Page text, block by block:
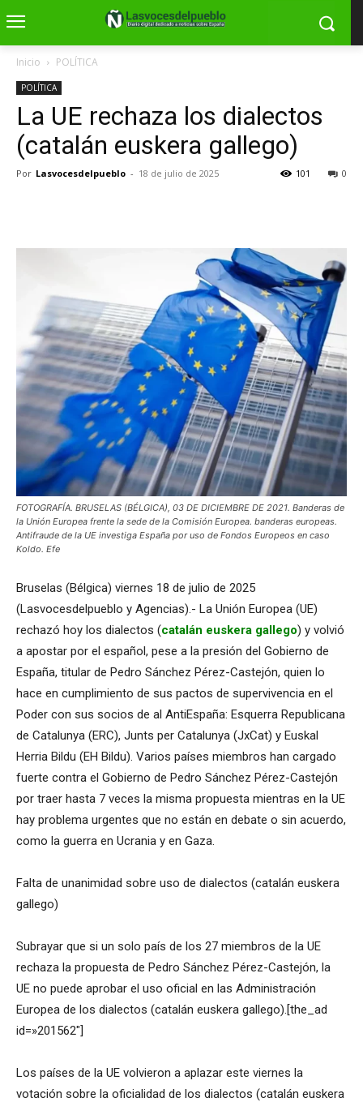
Inicio POLÍTICA
POLÍTICA
La UE rechaza los dialectos
(catalán euskera gallego)
Por Lasvocesdelpueblo - 18 de julio de 2025 0
101
FOTOGRAFÍA. BRUSELAS (BÉLGICA), 03 DE DICIEMBRE DE 2021. Banderas de
la Unión Europea frente la sede de la Comisión Europea. banderas europeas.
Antifraude de la UE investiga España por uso de Fondos Europeos en caso
Koldo. Efe
Bruselas (Bélgica) viernes 18 de julio de 2025
(Lasvocesdelpueblo y Agencias).- La Unión Europea (UE)
rechazó hoy los dialectos (catalán euskera gallego) y volvió
a apostar por el español, pese a la presión del Gobierno de
España, titular de Pedro Sánchez Pérez-Castejón, quien lo
hace en cumplimiento de sus pactos de supervivencia en el
Poder con sus socios de al AntiEspaña: Esquerra Republicana
de Catalunya (ERC), Junts per Catalunya (JxCat) y Euskal
Herria Bildu (EH Bildu). Varios países miembros han cargado
fuerte contra el Gobierno de Pedro Sánchez Pérez-Castejón
por traer hasta 7 veces la misma propuesta mientras en la UE
hay problema urgentes que no están en debate o sin acuerdo,
como la guerra en Ucrania y en Gaza.
Falta de unanimidad sobre uso de dialectos (catalán euskera
gallego)
Subrayar que si un solo país de los 27 miembros de la UE
rechaza la propuesta de Pedro Sánchez Pérez-Castejón, la
UE no puede aprobar el uso oficial en las Administración
Europea de los dialectos (catalán euskera gallego).[the_ad
id=»201562″]
Los países de la UE volvieron a aplazar este viernes la
votación sobre la oficialidad de los dialectos (catalán euskera